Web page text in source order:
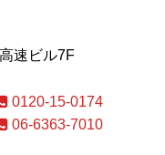
速ビル7F
0120-15-0174
06-6363-7010